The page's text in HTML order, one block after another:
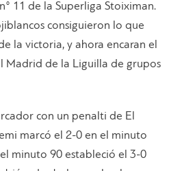
11 de la Superliga Stoiximan.
consiguieron lo que
la victoria, y ahora encaran el
Madrid de la Liguilla de grupos
con un penalti de El
marcó el 2-0 en el minuto
minuto 90 estableció el 3-0